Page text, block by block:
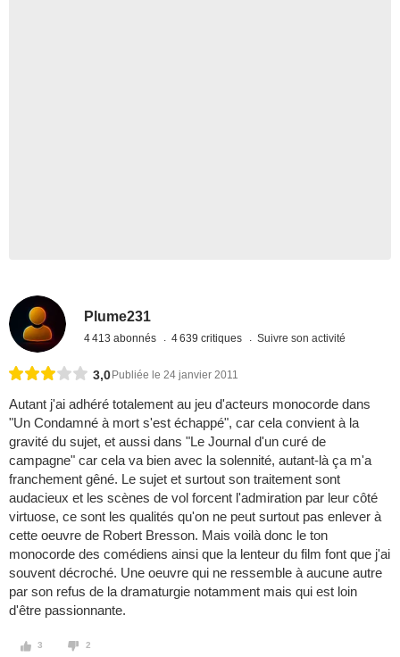
Plume231
4 413 abonnés 4 639 critiques Suivre son activité
3,0 Publiée le 24 janvier 2011
Autant j'ai adhéré totalement au jeu d'acteurs monocorde dans
"Un Condamné à mort s'est échappé", car cela convient à la
gravité du sujet, et aussi dans "Le Journal d'un curé de
campagne" car cela va bien avec la solennité, autant-là ça m'a
franchement gêné. Le sujet et surtout son traitement sont
audacieux et les scènes de vol forcent l'admiration par leur côté
virtuose, ce sont les qualités qu'on ne peut surtout pas enlever à
cette oeuvre de Robert Bresson. Mais voilà donc le ton
monocorde des comédiens ainsi que la lenteur du film font que j'ai
souvent décroché. Une oeuvre qui ne ressemble à aucune autre
par son refus de la dramaturgie notamment mais qui est loin
d'être passionnante.
3 2